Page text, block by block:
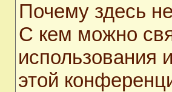
Почему здесь
С кем можно
использования
этой